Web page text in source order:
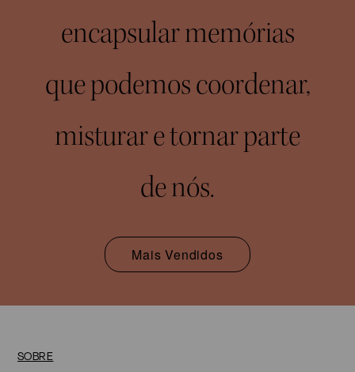
encapsular memórias
que podemos coordenar,
misturar e tornar parte
de nós.
Mais Vendidos
SOBRE